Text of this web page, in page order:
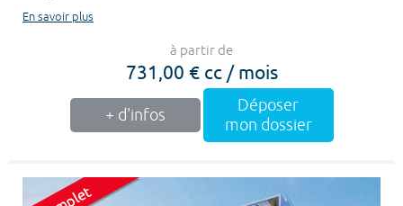
En savoir plus
à partir de
731,00 € cc / mois
+ d'infos
Déposer
mon dossier